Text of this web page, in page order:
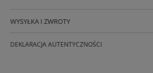
WYSYŁKA I ZWROTY
DEKLARACJA AUTENTYCZNOŚCI